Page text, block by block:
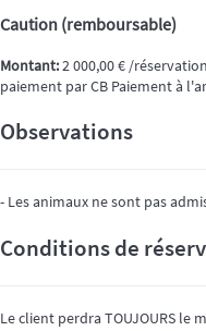
Caution (remboursable)
Montant:2 000,00 € /réservation
paiement par CB Paiement à
Observations
- Les animaux ne sont pas
Conditions de
Le client perdra TOUJOURS